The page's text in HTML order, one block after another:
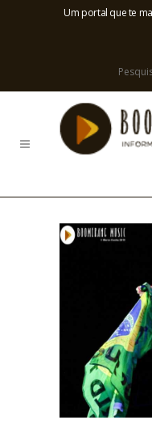
Um portal que te